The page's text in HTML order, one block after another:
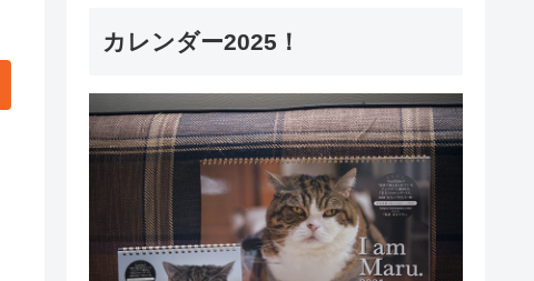
カレンダー2025！